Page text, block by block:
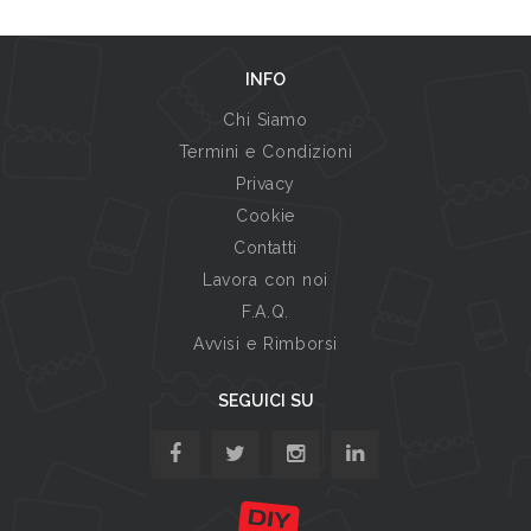
INFO
Chi Siamo
Termini e Condizioni
Privacy
Cookie
Contatti
Lavora con noi
F.A.Q.
Avvisi e Rimborsi
SEGUICI SU